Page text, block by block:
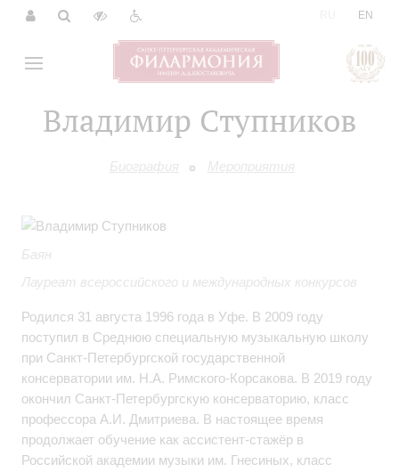
EN
Владимир Ступников
Биография Мероприятия
Баян
Лауреат всероссийского и международных конкурсов
Родился 31 августа 1996 года в Уфе. В 2009 году
поступил в Среднюю специальную музыкальную школу
при Санкт-Петербургской государственной
консерватории им. Н.А. Римского-Корсакова. В 2019 году
окончил Санкт-Петербургскую консерваторию, класс
профессора А.И. Дмитриева. В настоящее время
продолжает обучение как ассистент-стажёр в
Российской академии музыки им. Гнесиных, класс